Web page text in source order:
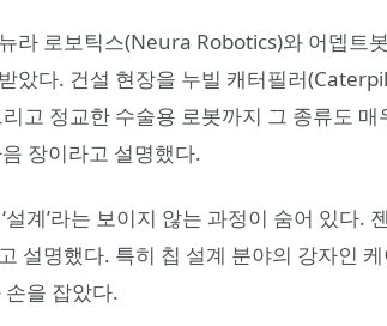
라 로보틱스(Neura Robotics)와 어뎁트
았다. 건설 현장을 누빌 캐터필러
고 정교한 수술용 로봇까지 그 종류도
장이라고 설명했다.
설계’라는 보이지 않는 과정이 숨어 있다.
설명했다. 특히 칩 설계 분야의 강자인
을 잡았다.